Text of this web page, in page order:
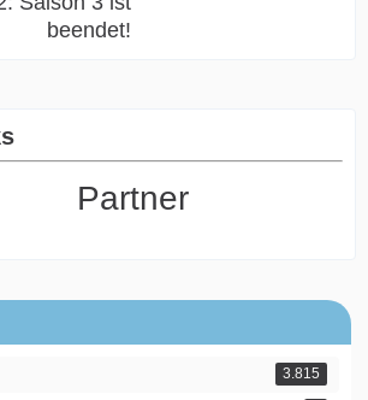
beendet!
Partner
3.815